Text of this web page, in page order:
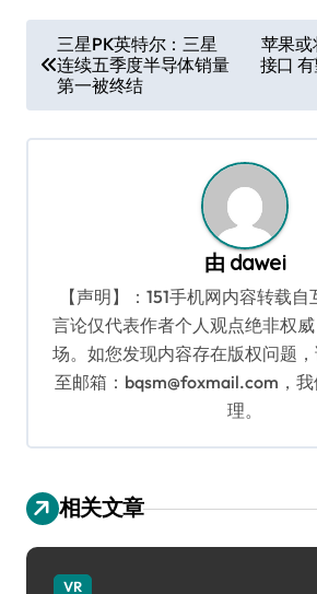
章
导
航
三星PK英特尔：三星
连续五季度半导体销量
第一被终结
苹果或
接口
由 dawei
【声明】：151手机网内容转载
言论仅代表作者个人观点绝非权
场。如您发现内容存在版权问题
至邮箱：bqsm@foxmail.com，
理。
相关文章
VR